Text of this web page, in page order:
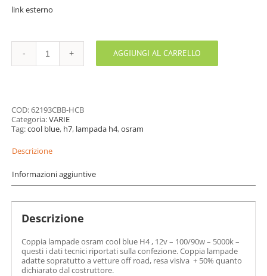
link esterno
OSRAM
COOL
AGGIUNGI AL CARRELLO
COD:62193CBB-HCB
Categoria:VARIE
Tag:cool blue, h7, lampada h4,osram
Descrizione
Informazioni aggiuntive
Descrizione
Coppia lampade osram cool blue H4 , 12v – 100/90w – 5000k –
questi i dati tecnici riportati sulla confezione. Coppia lampade
adatte sopratutto a vetture off road, resa visiva + 50% quanto
dichiarato dal costruttore.